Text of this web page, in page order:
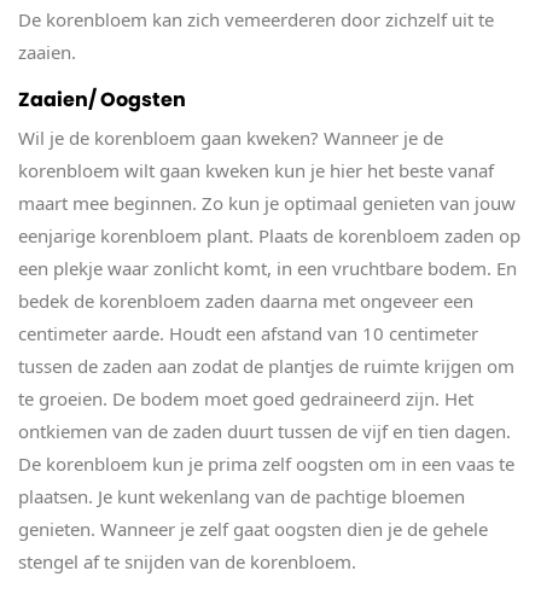
De korenbloem kan zich vemeerderen door zichzelf uit te
zaaien.
Zaaien/ Oogsten
Wil je de korenbloem gaan kweken? Wanneer je de
korenbloem wilt gaan kweken kun je hier het beste vanaf
maart mee beginnen. Zo kun je optimaal genieten van jouw
eenjarige korenbloem plant. Plaats de korenbloem zaden op
een plekje waar zonlicht komt, in een vruchtbare bodem. En
bedek de korenbloem zaden daarna met ongeveer een
centimeter aarde. Houdt een afstand van 10 centimeter
tussen de zaden aan zodat de plantjes de ruimte krijgen om
te groeien. De bodem moet goed gedraineerd zijn. Het
ontkiemen van de zaden duurt tussen de vijf en tien dagen.
De korenbloem kun je prima zelf oogsten om in een vaas te
plaatsen. Je kunt wekenlang van de pachtige bloemen
genieten. Wanneer je zelf gaat oogsten dien je de gehele
stengel af te snijden van de korenbloem.